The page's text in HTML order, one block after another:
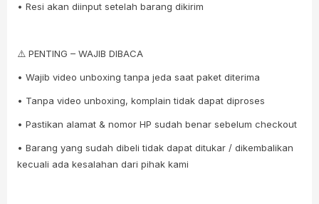
• Resi akan diinput setelah barang dikirim
⚠️ PENTING – WAJIB DIBACA
• Wajib video unboxing tanpa jeda saat paket diterima
• Tanpa video unboxing, komplain tidak dapat diproses
• Pastikan alamat & nomor HP sudah benar sebelum checkout
• Barang yang sudah dibeli tidak dapat ditukar / dikembalikan
kecuali ada kesalahan dari pihak kami